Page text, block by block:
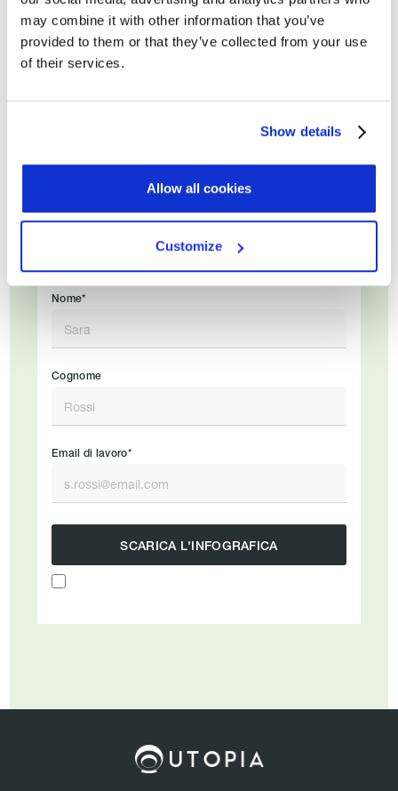
may combine it with other information that you’ve
provided to them or that they’ve collected from your use
of their services.
Show details
Allow all cookies
Customize
Nome*
Cognome
Email di lavoro*